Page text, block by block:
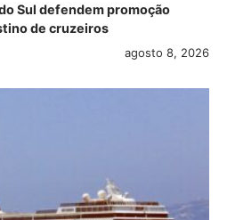
Sul defendem promoção
de cruzeiros
agosto 8, 2026